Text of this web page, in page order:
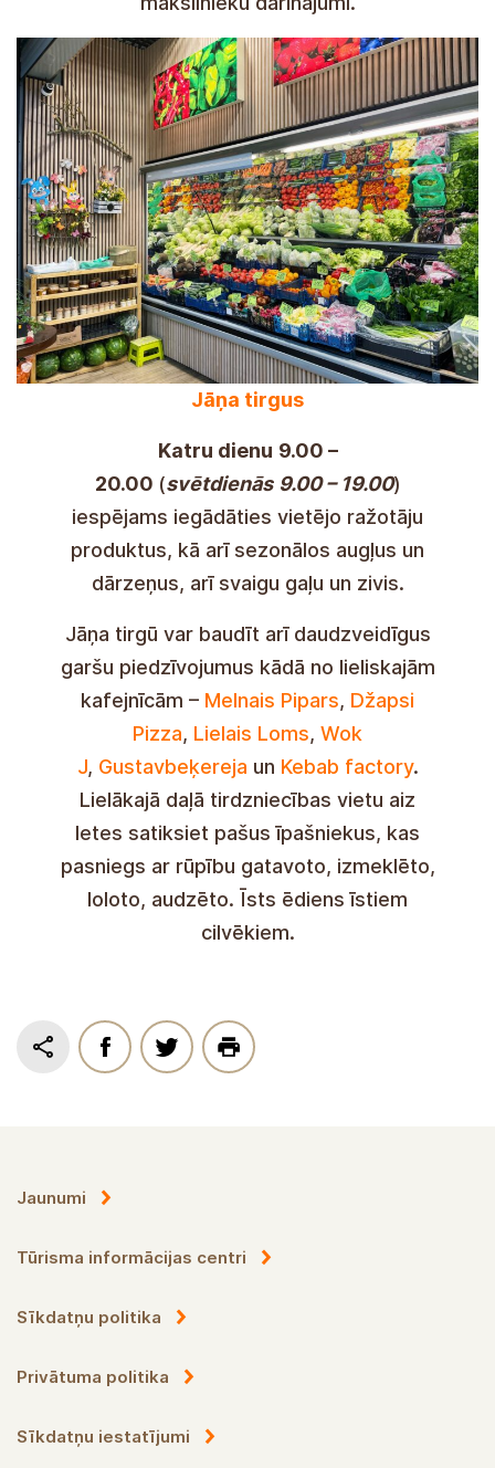
En la Reserva del Museo Turaida el21 de
junio de 10:00 a 18:00
Creaciones de artesanos, maestros y
artistas hechas en Letonia.
20.00
)
iespējams iegādāties vietējo ražotāju
produktus, kā arī sezonālos augļus un
dārzeņus, arī svaigu gaļu un zivis.
Jāņa tirgū var baudīt arī daudzveidīgus
garšu piedzīvojumus kādā no lieliskajām
kafejnīcām –Melnais Pipars,Džapsi
Pizza,Lielais Loms,Wok
GustavbeķerejaunKebab factory
pasniegs ar rūpību gatavoto, izmeklēto,
loloto, audzēto. Īsts ēdiens īstiem
Tūrisma informācijas centri